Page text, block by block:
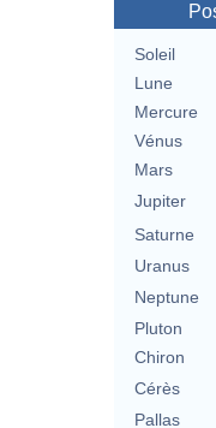
Soleil
Lune
Mercure
Vénus
Mars
Jupiter
Saturne
Uranus
Neptune
Pluton
Chiron
Cérès
Pallas